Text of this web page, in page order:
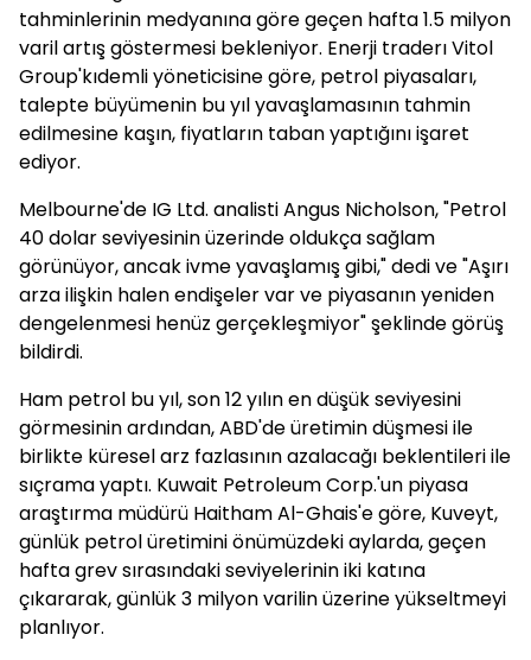
tahminlerinin medyanına göre geçen hafta 1.5 milyon
varil artış göstermesi bekleniyor. Enerji traderı Vitol
Group'kıdemli yöneticisine göre, petrol piyasaları,
talepte büyümenin bu yıl yavaşlamasının tahmin
edilmesine kaşın, fiyatların taban yaptığını işaret
ediyor.
Melbourne'de IG Ltd. analisti Angus Nicholson, "Petrol
40 dolar seviyesinin üzerinde oldukça sağlam
görünüyor, ancak ivme yavaşlamış gibi," dedi ve "Aşırı
arza ilişkin halen endişeler var ve piyasanın yeniden
dengelenmesi henüz gerçekleşmiyor" şeklinde görüş
bildirdi.
Ham petrol bu yıl, son 12 yılın en düşük seviyesini
görmesinin ardından, ABD'de üretimin düşmesi ile
birlikte küresel arz fazlasının azalacağı beklentileri ile
sıçrama yaptı. Kuwait Petroleum Corp.'un piyasa
araştırma müdürü Haitham Al-Ghais'e göre, Kuveyt,
günlük petrol üretimini önümüzdeki aylarda, geçen
hafta grev sırasındaki seviyelerinin iki katına
çıkararak, günlük 3 milyon varilin üzerine yükseltmeyi
planlıyor.